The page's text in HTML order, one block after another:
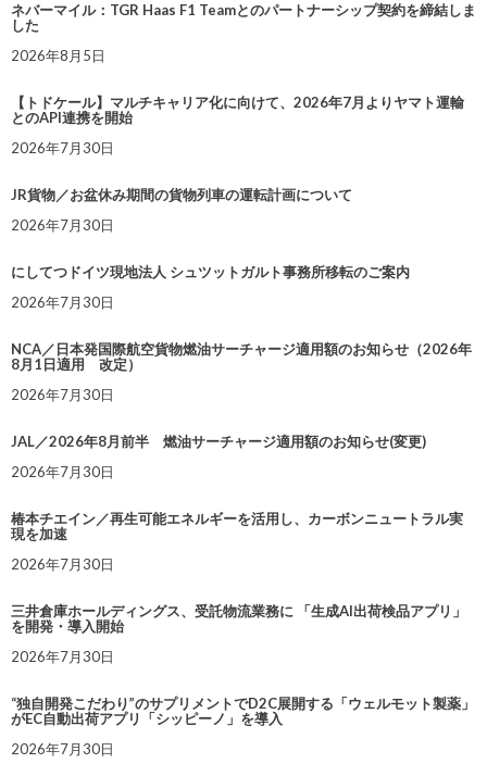
ネバーマイル：TGR Haas F1 Teamとのパートナーシップ契約を締結しま
した
2026年8月5日
【トドケール】マルチキャリア化に向けて、2026年7月よりヤマト運輸
とのAPI連携を開始
2026年7月30日
JR貨物／お盆休み期間の貨物列車の運転計画について
2026年7月30日
にしてつドイツ現地法人 シュツットガルト事務所移転のご案内
2026年7月30日
NCA／日本発国際航空貨物燃油サーチャージ適用額のお知らせ（2026年
8月1日適用 改定）
2026年7月30日
JAL／2026年8月前半 燃油サーチャージ適用額のお知らせ(変更)
2026年7月30日
椿本チエイン／再生可能エネルギーを活用し、カーボンニュートラル実
現を加速
2026年7月30日
三井倉庫ホールディングス、受託物流業務に 「生成AI出荷検品アプリ」
を開発・導入開始
2026年7月30日
“独自開発こだわり”のサプリメントでD2C展開する「ウェルモット製薬」
がEC自動出荷アプリ「シッピーノ」を導入
2026年7月30日